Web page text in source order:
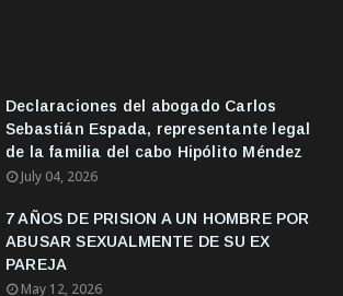
Declaraciones del abogado Carlos
Sebastián Espada, representante legal
de la familia del cabo Hipólito Méndez
July 04, 2026
7 AÑOS DE PRISION A UN HOMBRE POR
ABUSAR SEXUALMENTE DE SU EX
PAREJA
May 12, 2026